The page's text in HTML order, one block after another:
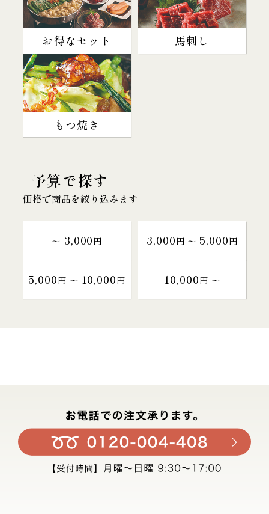
お得なセット 馬刺し
もつ焼き
予算で探す
価格で商品を絞り込みます
～ 3,000円 3,000円 〜 5,000円
5,000円 〜 10,000円 10,000円 〜